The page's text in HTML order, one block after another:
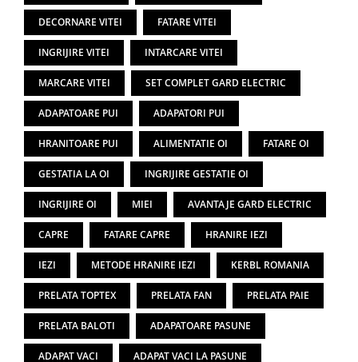
DECORNARE VITEI FATARE VITEI
INGRIJIRE VITEI INTARCARE VITEI
MARCARE VITEI SET COMPLET GARD ELECTRIC
ADAPATOARE PUI ADAPATORI PUI
HRANITOARE PUI ALIMENTATIE OI FATARE OI
GESTATIA LA OI INGRIJIRE GESTATIE OI
INGRIJIRE OI MIEI AVANTAJE GARD ELECTRIC
CAPRE FATARE CAPRE HRANIRE IEZI
IEZI METODE HRANIRE IEZI KERBL ROMANIA
PRELATA TOPTEX PRELATA FAN PRELATA PAIE
PRELATA BALOTI ADAPATOARE PASUNE
ADAPAT VACI ADAPAT VACI LA PASUNE